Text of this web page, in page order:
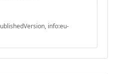
info:eu-